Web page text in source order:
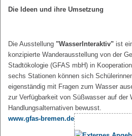
Die Ideen und ihre Umsetzung
Die Ausstellung "WasserInteraktiv" ist
konzipierte Wanderausstellung von der
Stadtökologie (GFAS mbH) in
sechs Stationen können sich
eigenständig mit Fragen zum Wasser
zur Verfügbarkeit von Süßwasser auf der
Handlungsalternativen bewusst.
www.gfas-bremen.de